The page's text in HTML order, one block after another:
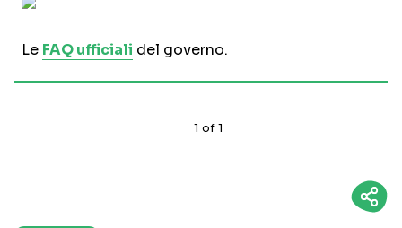
Le FAQ ufficiali del governo.
1 of1